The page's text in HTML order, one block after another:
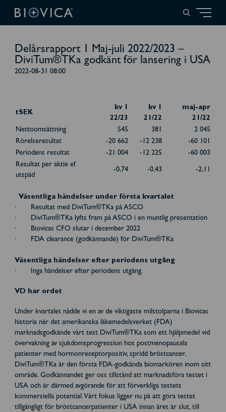
Delårsrapport 1 Maj-juli 2022/2023 –
DiviTum®TKa godkänt för lansering i USA
2022-08-31 08:00
tSEK
kv 1
22/23
kv 1
21/22
maj-apr
21/22
Nettoomsättning
545 381
2 045
Rörelseresultat
-20 662 -12 238
-60 101
Periodens resultat
-21 004 -12 225
-60 003
Resultat per aktie ef
utspäd
-0,74 -0,43 -2,11
Väsentliga händelser under första kvartalet
· Resultat med DiviTum®TKa på ASCO
· DiviTum®TKa lyfts fram på ASCO i en muntlig presentation
· Biovicas CFO slutar i december 2022
· FDA clearance (godkännande) för DiviTum®TKa
Väsentliga händelser efter periodens utgång
· Inga händelser efter periodens utgång.
VD har ordet
Under kvartalet nådde vi en av de viktigaste milstolparna i Biovicas
historia när det amerikanska läkemedelsverket (FDA)
marknadsgodkände vårt test DiviTum®TKa som ett hjälpmedel vid
övervakning av sjukdomsprogression hos postmenopausala
patienter med hormonreceptorpositiv, spridd bröstcancer.
DiviTum®TKa är den första FDA-godkända biomarkören inom sitt
område. Godkännandet ger oss tillstånd att marknadsföra testet i
USA och är därmed avgörande för att förverkliga testets
kommersiella potential. Vårt fokus ligger nu på att göra testet
tillgängligt för bröstcancerpatienter i USA innan året är slut, till